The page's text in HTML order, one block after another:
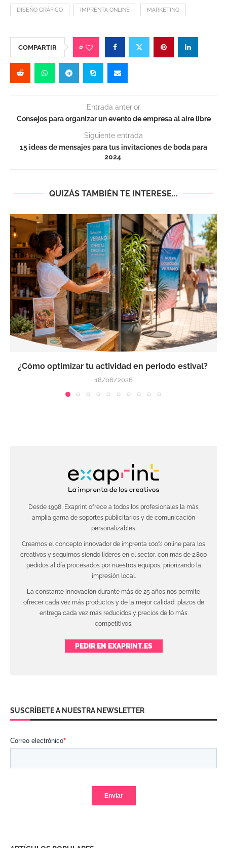
DISEÑO GRÁFICO IMPRENTA ONLINE MARKETING
COMPARTIR 0
Entrada anterior
Consejos para organizar un evento de empresa al aire libre
Siguiente entrada
15 ideas de mensajes para tus invitaciones de boda para
2024
QUIZÁS TAMBIÉN TE INTERESE...
¿Cómo optimizar tu actividad en periodo estival?
18/06/2026
Desde 1998, Exaprint ofrece a todos los profesionales la más
amplia gama de soportes publicitarios y de comunicación
personalizables.
Creamos el concepto innovador de imprenta 100% online para los
creativos y seguimos siendo líderes en el sector, con más de 2.800
pedidos al día procesados por nuestros equipos, priorizando la
impresión local.
La constante innovación durante más de 25 años nos permite
ofrecer cada vez más productos y de la mejor calidad, plazos de
entrega cada vez más reducidos y precios de lo más
competitivos.
PEDIR EN EXAPRINT.ES
SUSCRÍBETE A NUESTRA NEWSLETTER